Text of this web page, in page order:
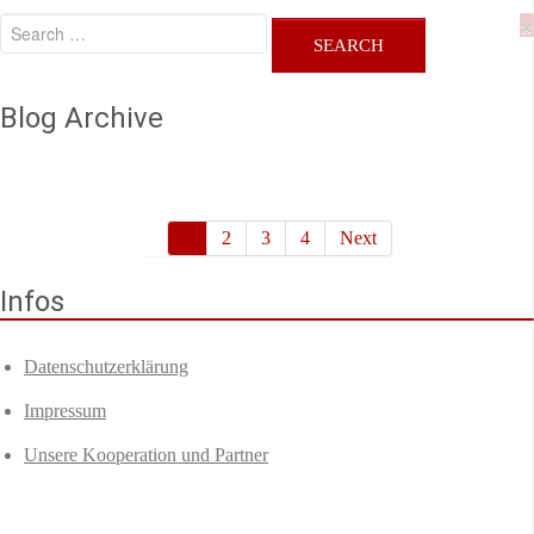
×
Blog Archive
2 3 4 Next
Infos
Datenschutzerklärung
Impressum
Unsere Kooperation und Partner